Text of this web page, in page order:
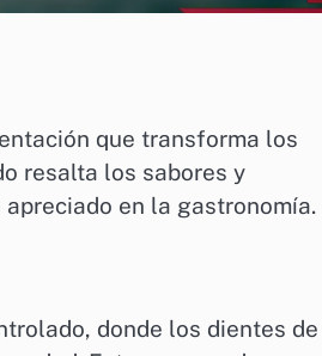
que transforma los
resalta los sabores y
en la gastronomía.
donde los dientes de